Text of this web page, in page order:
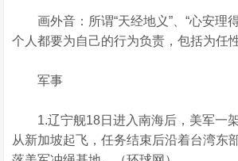
画外音：所谓“天经地义”、“心安理
个人都要为自己的行为负责，包括为任
军事
1.辽宁舰18日进入南海后，美军一
从新加坡起飞，任务结束后沿着台湾东